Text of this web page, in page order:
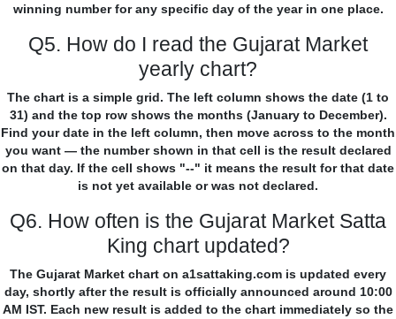
winning number for any specific day of the year in one place.
Q5. How do I read the Gujarat Market
yearly chart?
The chart is a simple grid. The left column shows the date (1 to
31) and the top row shows the months (January to December).
Find your date in the left column, then move across to the month
you want — the number shown in that cell is the result declared
on that day. If the cell shows "--" it means the result for that date
is not yet available or was not declared.
Q6. How often is the Gujarat Market Satta
King chart updated?
The Gujarat Market chart on a1sattaking.com is updated every
day, shortly after the result is officially announced around 10:00
AM IST. Each new result is added to the chart immediately so the